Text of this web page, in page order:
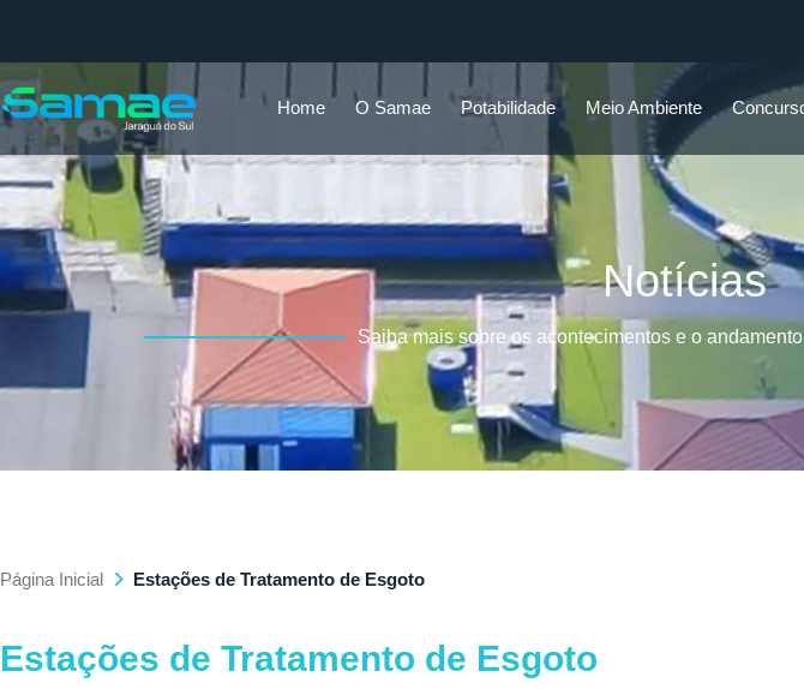
Home O Samae Potabilidade Meio Ambiente
Notícias
Saiba mais sobre os acontecimentos e o
Página Inicial Estações de Tratamento de Esgoto
Estações de Tratamento de Esgoto